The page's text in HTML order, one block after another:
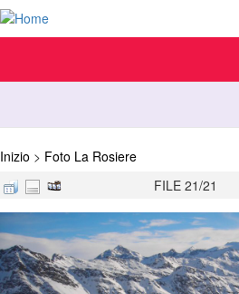
Inizio > Foto La Rosiere
FILE 21/21